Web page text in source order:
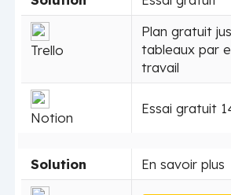
Trello
Plan gratuit
tableaux par
travail
Notion
Essai gratuit
Solution En savoir plus